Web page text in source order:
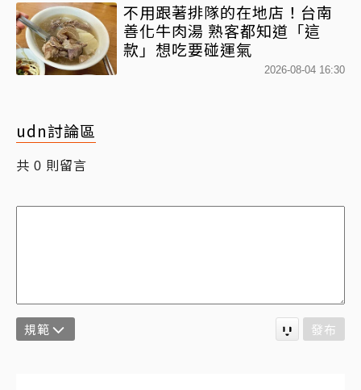
不用跟著排隊的在地店！台南
善化牛肉湯 熟客都知道「這
款」想吃要碰運氣
2026-08-04 16:30
udn討論區
共 0 則留言
規範 發布